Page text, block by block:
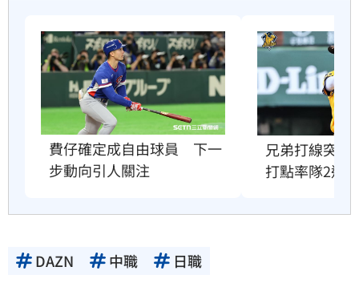
費仔確定成自由球員　下一
步動向引人關注
兄弟打線突破
打點率隊2連勝
DAZN 中職 日職